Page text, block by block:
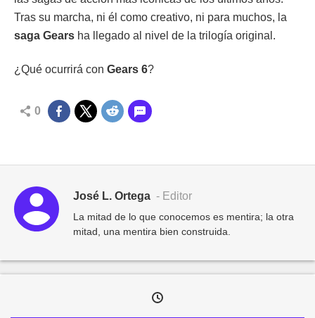
Tras su marcha, ni él como creativo, ni para muchos, la
saga Gears ha llegado al nivel de la trilogía original.
¿Qué ocurrirá con Gears 6?
0
José L. Ortega - Editor
La mitad de lo que conocemos es mentira; la otra
mitad, una mentira bien construida.